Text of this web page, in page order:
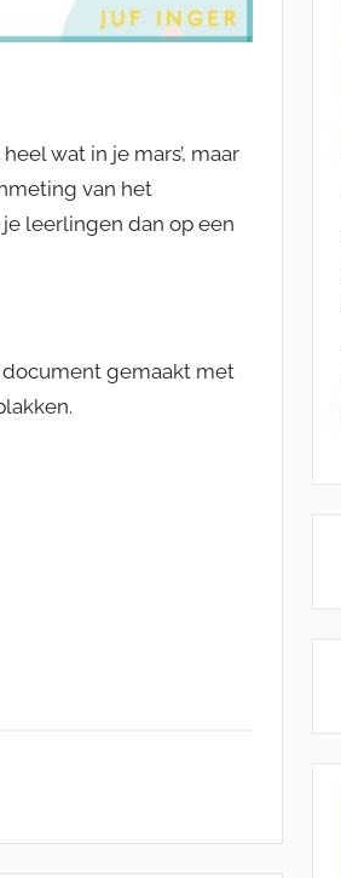
wat in je mars’, maar
van het
leerlingen dan op een
document gemaakt met